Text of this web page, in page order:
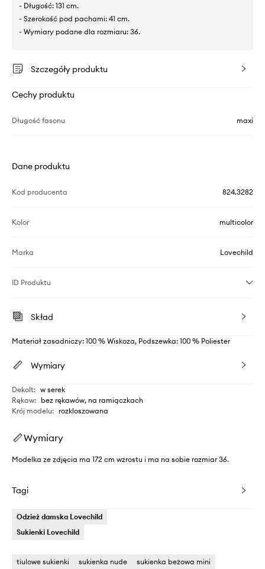
- Długość: 131 cm.
- Szerokość pod pachami: 41 cm.
- Wymiary podane dla rozmiaru: 36.
Szczegóły produktu
Cechy produktu
Długość fasonu maxi
Dane produktu
Kod producenta 824.3282
Kolor multicolor
Marka Lovechild
ID Produktu
Skład
Materiał zasadniczy: 100 % Wiskoza, Podszewka: 100 % Poliester
Wymiary
Dekolt: w serek
Rękaw: bez rękawów, na ramiączkach
Krój modelu: rozkloszowana
Wymiary
Modelka ze zdjęcia ma 172 cm wzrostu i ma na sobie rozmiar 36.
Tagi
Odzież damska Lovechild
Sukienki Lovechild
tiulowe sukienki sukienka nude sukienka beżowa mini